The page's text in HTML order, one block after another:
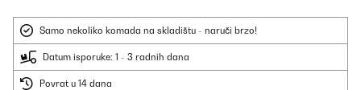
Samo nekoliko komada na skladištu - naruči brzo!
Datum isporuke: 1 - 3 radnih dana
Povrat u 14 dana